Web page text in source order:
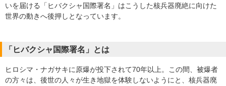
いを届ける「ヒバクシャ国際署名」はこうした核兵器廃絶に向けた
世界の動きへ後押しとなっています。
「ヒバクシャ国際署名」とは
ヒロシマ・ナガサキに原爆が投下されて70年以上。この間、被爆者
の方々は、後世の人々が生き地獄を体験しないようにと、核兵器廃